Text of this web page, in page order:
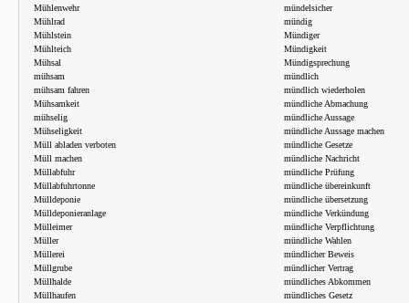
Mühlenwehr
Mühlrad
Mühlstein
Mühlteich
Mühsal
mühsam
mühsam fahren
Mühsamkeit
mühselig
Mühseligkeit
Müll abladen verboten
Müll machen
Müllabfuhr
Müllabfuhrtonne
Mülldeponie
Mülldeponieranlage
Mülleimer
Müller
Müllerei
Müllgrube
Müllhalde
Müllhaufen
mündelsicher
mündig
Mündiger
Mündigkeit
Mündigsprechung
mündlich
mündlich wiederholen
mündliche Abmachung
mündliche Aussage
mündliche Aussage machen
mündliche Gesetze
mündliche Nachricht
mündliche Prüfung
mündliche übereinkunft
mündliche übersetzung
mündliche Verkündung
mündliche Verpflichtung
mündliche Wahlen
mündlicher Beweis
mündlicher Vertrag
mündliches Abkommen
mündliches Gesetz